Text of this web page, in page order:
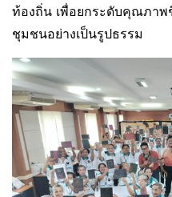
ท้องถิ่น เพื่อยกระดับคุณภาพ
ชุมชนอย่างเป็นรูปธรรม